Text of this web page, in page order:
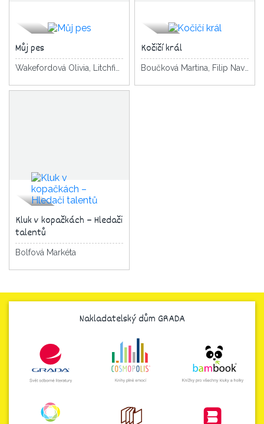
Můj pes Kočičí král
Kluk v kopačkách – Hledači
talentů
Bolfová Markéta
Nakladatelský dům GRADA